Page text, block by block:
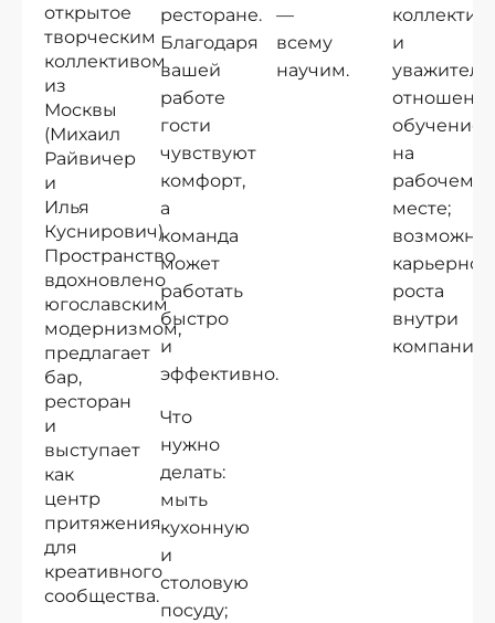
открытое
творческим
коллективом
из
Москвы
(Михаил
Райвичер
и
Илья
Куснирович).
Пространство
вдохновлено
югославским
модернизмом,
предлагает
бар,
ресторан
и
выступает
как
центр
притяжения
для
креативного
сообщества.
ресторане.
Благодаря
вашей
работе
гости
чувствуют
комфорт,
а
команда
может
работать
быстро
и
эффективно.
Что
нужно
делать:
мыть
кухонную
и
столовую
посуду;
—
всему
научим.
коллектив
и
обучение
на
рабочем
месте;
роста
внутри
компании.